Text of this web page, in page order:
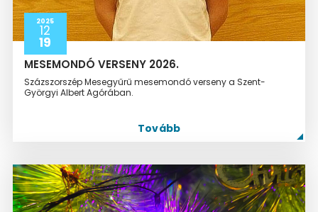
2025
12
19
MESEMONDÓ VERSENY 2026.
Százszorszép Mesegyűrű mesemondó verseny a Szent-
Györgyi Albert Agórában.
Tovább